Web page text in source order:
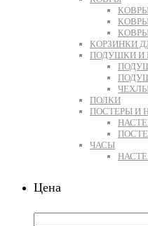
КОРЗИНКИ
ПОДУШКИ И
ПОЛКИ
ПОСТЕРЫ И
ЧАСЫ
Цена